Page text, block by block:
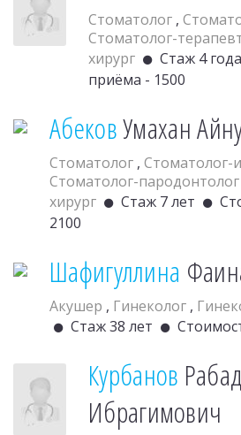
Стоматолог ,
Стоматолог-
хирург
Стаж 4 года
приёма - 1500
АбековУмахан
Стоматолог , Стоматолог-
Стоматолог-пародонтолог
хирург
Стаж 7 лет
2100
Шафигуллина
Акушер , Гинеколог ,
Стаж 38 лет
Курбанов
Ибрагимович